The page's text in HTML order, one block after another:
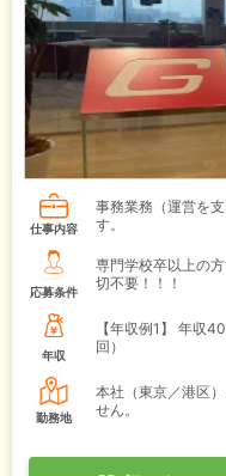
仕事内容
事務業務（運営を
す。
応募条件
専門学校卒以上の
切不要！！！
年収
【年収例1】
年収
回）
勤務地
本社（東京／港区
せん。